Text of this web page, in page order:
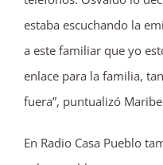
estaba escuchando la
a este familiar que yo
enlace para la familia,
fuera”, puntualizó
En Radio Casa Pueblo